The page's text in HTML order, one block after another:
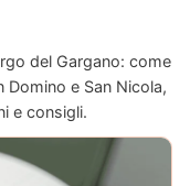
del Gargano: come
e San Nicola,
e consigli.